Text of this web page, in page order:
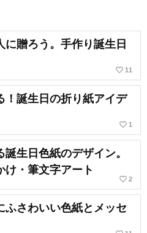
に贈ろう。手作り誕生日
favorite_border 11
！誕生日の折り紙アイデ
favorite_border 1
誕生日色紙のデザイン。
け・筆文字アート
favorite_border 2
ふさわいい色紙とメッセ